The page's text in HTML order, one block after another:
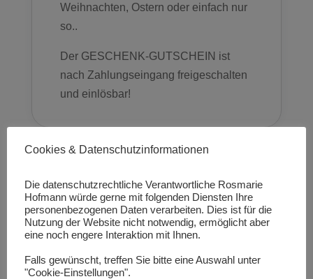
Weihnachten, Ostern oder einfach nur
so..
Der GESCHENK-GUTSCHEIN ist
nach Zahlungseingang freigeschalten
und einlösbar!
BeautyWellnessLounge
0 Kommentare
Cookies & Datenschutzinformationen
Die datenschutzrechtliche Verantwortliche Rosmarie
Hofmann würde gerne mit folgenden Diensten Ihre
personenbezogenen Daten verarbeiten. Dies ist für die
Nutzung der Website nicht notwendig, ermöglicht aber
eine noch engere Interaktion mit Ihnen.
Falls gewünscht, treffen Sie bitte eine Auswahl unter
"Cookie-Einstellungen".